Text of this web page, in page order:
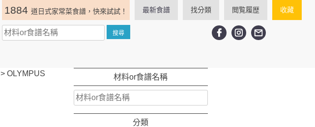
1884 道日式家常菜食譜，快來試試！ 最新食譜 找分類 閲覧履歴 收藏
> OLYMPUS
材料or食譜名稱
分類